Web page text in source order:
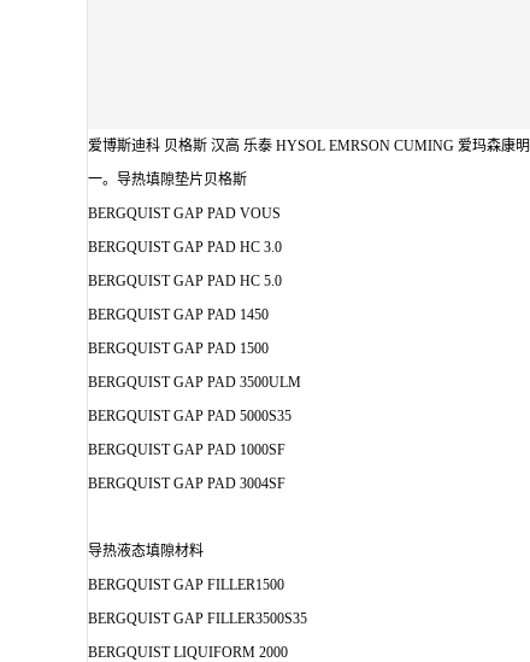
爱博斯迪科 贝格斯 汉高 乐泰 HYSOL EMRSON CUMING 爱玛森康明
一。导热填隙垫片贝格斯
BERGQUIST GAP PAD VOUS
BERGQUIST GAP PAD HC 3.0
BERGQUIST GAP PAD HC 5.0
BERGQUIST GAP PAD 1450
BERGQUIST GAP PAD 1500
BERGQUIST GAP PAD 3500ULM
BERGQUIST GAP PAD 5000S35
BERGQUIST GAP PAD 1000SF
BERGQUIST GAP PAD 3004SF
导热液态填隙材料
BERGQUIST GAP FILLER1500
BERGQUIST GAP FILLER3500S35
BERGQUIST LIQUIFORM 2000